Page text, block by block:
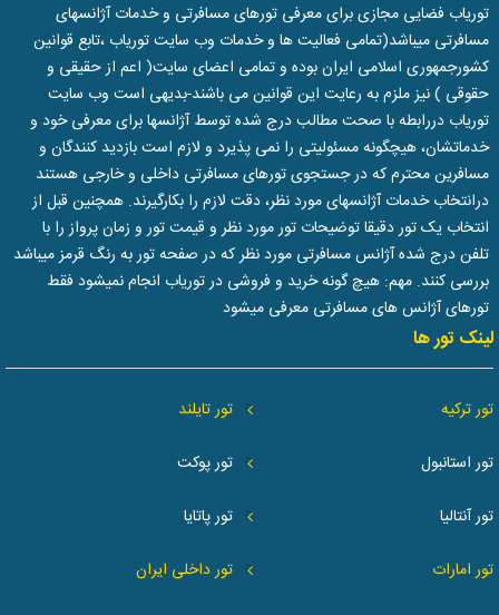
توریاب فضایی مجازی برای معرفی تورهای مسافرتی و خدمات آژانسهای
مسافرتی میباشد(تمامی فعالیت ها و خدمات وب سایت توریاب ،تابع قوانین
کشورجمهوری اسلامی ایران بوده و تمامی اعضای سایت( اعم از حقیقی و
حقوقی ) نیز ملزم به رعایت این قوانین می باشند-بدیهی است وب سایت
توریاب دررابطه با صحت مطالب درج شده توسط آژانسها برای معرفی خود و
خدماتشان، هیچگونه مسئولیتی را نمی پذیرد و لازم است بازدید کنندگان و
مسافرین محترم که در جستجوی تورهای مسافرتی داخلی و خارجی هستند
درانتخاب خدمات آژانسهای مورد نظر، دقت لازم را بکارگیرند. همچنین قبل از
انتخاب یک تور دقیقا توضیحات تور مورد نظر و قیمت تور و زمان پرواز را با
تلفن درج شده آژانس مسافرتی مورد نظر که در صفحه تور به رنگ قرمز میباشد
بررسی کنند. مهم: هیچ گونه خرید و فروشی در توریاب انجام نمیشود فقط
تورهای آژانس های مسافرتی معرفی میشود
لینک تور ها
تور ترکیه
تور استانبول
تور آنتالیا
تور تایلند
تور پوکت
تور پاتایا
تور امارات
تور داخلی ایران